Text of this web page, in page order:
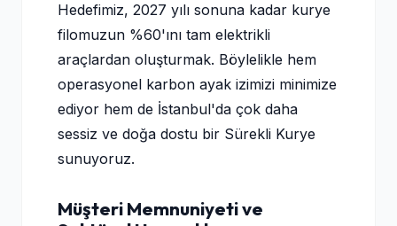
Hedefimiz, 2027 yılı sonuna kadar kurye
filomuzun %60'ını tam elektrikli
araçlardan oluşturmak. Böylelikle hem
operasyonel karbon ayak izimizi minimize
ediyor hem de İstanbul'da çok daha
sessiz ve doğa dostu bir Sürekli Kurye
sunuyoruz.
Müşteri Memnuniyeti ve